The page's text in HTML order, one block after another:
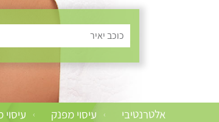
כוכב יאיר
אלטרנטיבי › עיסוי מפנק ›